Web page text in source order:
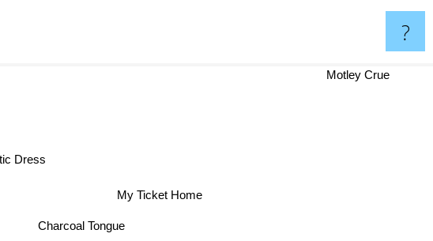
?
Charcoal Tongue
My Ticket Home
Dress
Motley Crue